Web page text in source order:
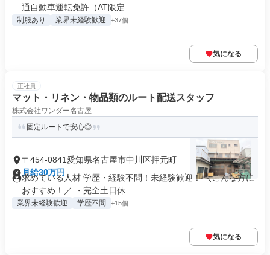
通自動車運転免許（AT限定...
制服あり 業界未経験歓迎 +37個
気になる
正社員
マット・リネン・物品類のルート配送スタッフ
株式会社ワンダー名古屋
固定ルートで安心◎
〒454-0841愛知県名古屋市中川区押元町
月給30万円
求めている人材 学歴・経験不問！未経験歓迎！ ＼こんな方に
おすすめ！／ ・完全土日休...
業界未経験歓迎 学歴不問 +15個
気になる